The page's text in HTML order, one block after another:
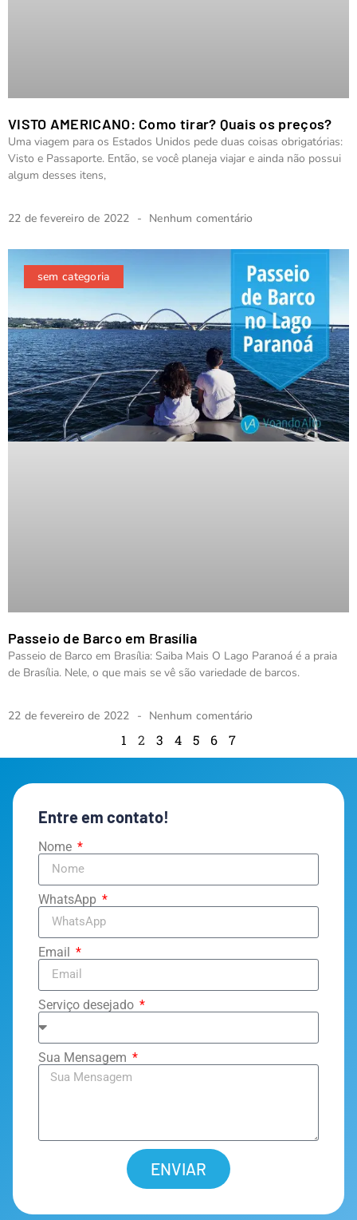
VISTO AMERICANO: Como tirar? Quais os preços?
Uma viagem para os Estados Unidos pede duas coisas obrigatórias:
Visto e Passaporte. Então, se você planeja viajar e ainda não possui
algum desses itens,
22 de fevereiro de 2022 Nenhum comentário
sem categoria
Passeio de Barco em Brasília
Passeio de Barco em Brasília: Saiba Mais O Lago Paranoá é a praia
de Brasília. Nele, o que mais se vê são variedade de barcos.
22 de fevereiro de 2022 Nenhum comentário
1 2 3 4 5 6 7
Entre em contato!
Nome
WhatsApp
Email
Serviço desejado
Sua Mensagem
ENVIAR